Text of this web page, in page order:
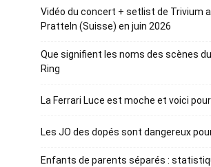
Vidéo du concert + setlist de Trivium
Pratteln (Suisse) en juin 2026
Que signifient les noms des scènes
Ring
La Ferrari Luce est moche et voici
Les JO des dopés sont dangereux
Enfants de parents séparés :